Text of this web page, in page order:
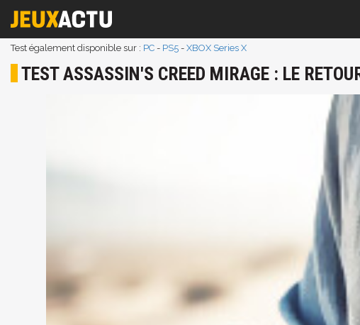
Test également disponible sur : PC - PS5 - XBOX Series X
TEST ASSASSIN'S CREED MIRAGE : LE